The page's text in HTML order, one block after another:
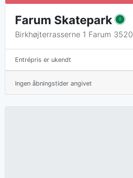
Farum Skatepark
Birkhøjterrasserne 1 Farum 3520
Entrépris er ukendt
Ingen åbningstider angivet